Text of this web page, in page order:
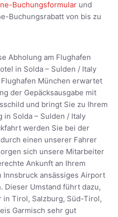
Buchungsformular und
Buchungsrabatt von bis zu
Abholung am Flughafen
in Solda – Sulden / Italy
München erwartet
der Gepäcksausgabe mit
und bringt Sie zu Ihrem
in Solda – Sulden / Italy
werden Sie bei der
einen unserer Fahrer
sich unsere Mitarbeiter
Ankunft an Ihrem
Innsbruck ansässiges Airport
Dieser Umstand führt dazu,
in Tirol, Salzburg, Süd-Tirol,
Garmisch sehr gut